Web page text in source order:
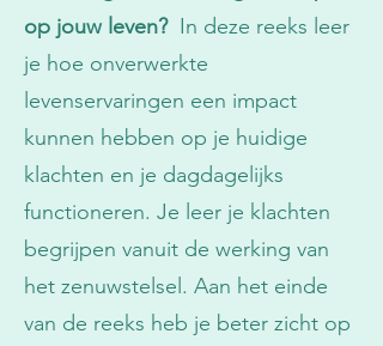
op jouw leven?In deze reeks leer
je hoe onverwerkte
levenservaringen een impact
kunnen hebben op je huidige
klachten en je dagdagelijks
functioneren. Je leer je klachten
begrijpen vanuit de werking van
het zenuwstelsel. Aan het einde
van de reeks heb je beter zicht op